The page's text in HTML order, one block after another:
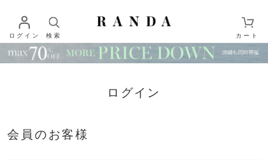
ログイン 検索 カート
ログイン
会員のお客様